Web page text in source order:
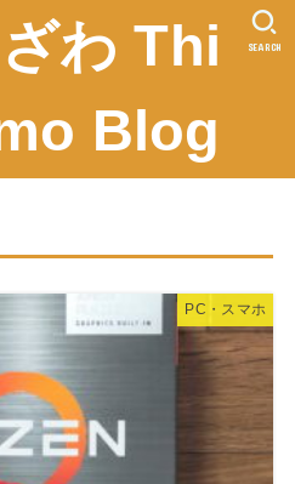
わ Thi
Blog
SEARCH
PC・スマホ